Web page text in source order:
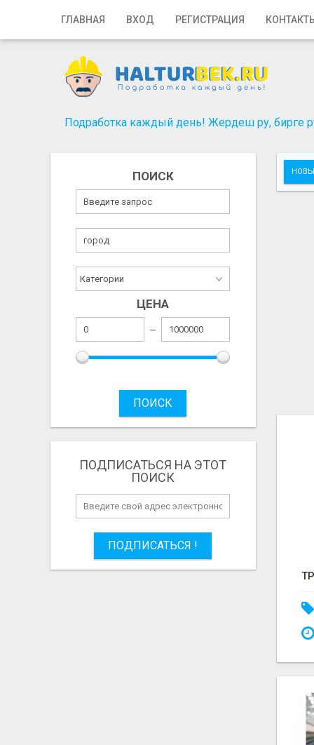
ГЛАВНАЯ ВХОД РЕГИСТРАЦИЯ
Главная
Регистрация
Подработка каждый день! Жердеш ру, бирге
ПОИСК
ЦЕНА
ПОИСК
ПОДПИСАТЬСЯ НА ЭТОТ
ПОИСК
ПОДПИСАТЬСЯ !